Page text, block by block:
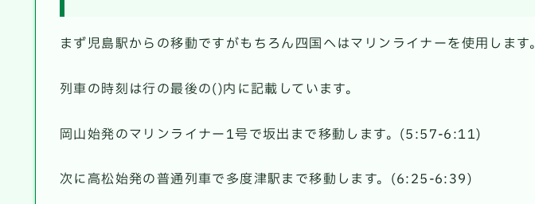
まず児島駅からの移動ですがもちろん四国へはマリンライナーを使用します。
列車の時刻は行の最後の()内に記載しています。
岡山始発のマリンライナー1号で坂出まで移動します。(5:57-6:11)
次に高松始発の普通列車で多度津駅まで移動します。(6:25-6:39)